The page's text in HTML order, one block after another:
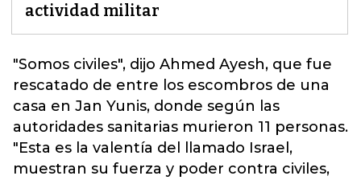
actividad militar
"Somos civiles", dijo Ahmed Ayesh, que fue
rescatado de entre los escombros de una
casa en Jan Yunis, donde según las
autoridades sanitarias murieron 11 personas.
"Esta es la valentía del llamado Israel ,
muestran su fuerza y poder contra civiles,